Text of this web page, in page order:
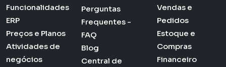
Funcionalidades
ERP
Preços e Planos
Atividades de
negócios
Perguntas
Frequentes -
FAQ
Blog
Central de
Vendas e
Pedidos
Estoque e
Compras
Financeiro